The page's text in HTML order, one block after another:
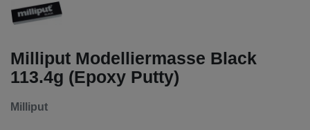
Milliput Modelliermasse Black
113.4g (Epoxy Putty)
Milliput